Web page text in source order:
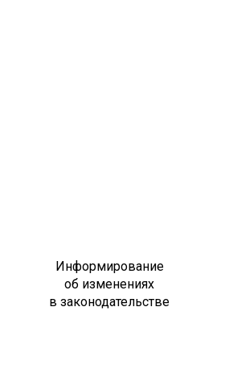
Информирование
об изменениях
в законодательстве